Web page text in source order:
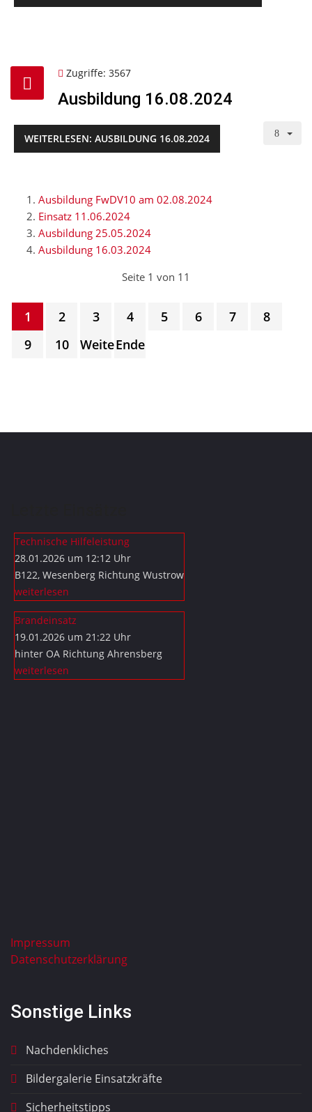
Zugriffe: 3567
Ausbildung 16.08.2024
WEITERLESEN: AUSBILDUNG 16.08.2024
Ausbildung FwDV10 am 02.08.2024
Einsatz 11.06.2024
Ausbildung 25.05.2024
Ausbildung 16.03.2024
Seite 1 von 11
1 2 3 4 5 6 7
8
9
10 WeiterEnde
Technische Hilfeleistung
28.01.2026 um 12:12 Uhr
B122, Wesenberg Richtung Wustrow
weiterlesen
Brandeinsatz
19.01.2026 um 21:22 Uhr
hinter OA Richtung Ahrensberg
weiterlesen
Impressum
Datenschutzerklärung
Sonstige Links
Nachdenkliches
Bildergalerie Einsatzkräfte
Sicherheitstipps